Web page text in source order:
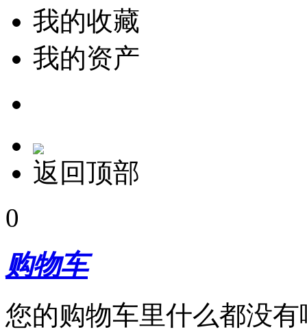
我的收藏
我的资产
返回顶部
0
购物车
您的购物车里什么都没有